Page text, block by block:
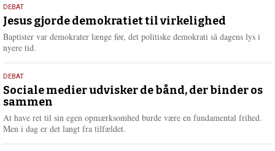
e
r
18.
maj
2026
DEBAT
Jesus gjorde demokratiet til virkelighed
Baptister var demokrater længe før, det politiske demokrati så dagens lys i
nyere tid.
18.
maj
2026
DEBAT
Sociale medier udvisker de bånd, der binder os
sammen
At have ret til sin egen opmærksomhed burde være en fundamental frihed.
Men i dag er det langt fra tilfældet.